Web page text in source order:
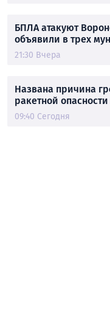
БПЛА атакуют
объявили в трех
21:30 Вчера
Названа причина
ракетной
09:40 Сегодня